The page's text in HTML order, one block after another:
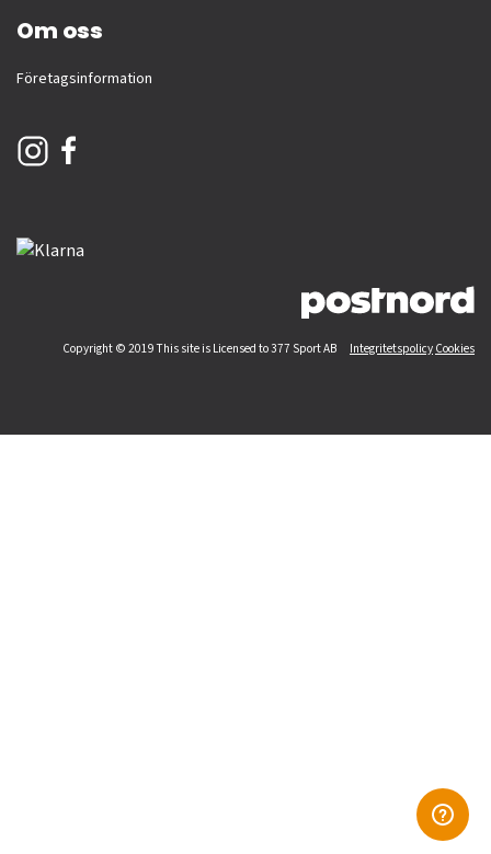
Om oss
Företagsinformation
Copyright © 2019 This site is Licensed to 377 Sport AB Integritetspolicy Cookies